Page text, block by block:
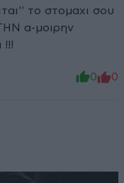
το στομαχι σου
α-μοιρην
!!!
0 0